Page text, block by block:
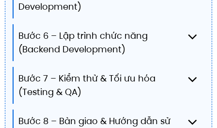
Development)
Bước 6 – Lập trình chức năng
(Backend Development)
Bước 7 – Kiểm thử & Tối ưu hóa
(Testing & QA)
Bước 8 – Bàn giao & Hướng dẫn sử